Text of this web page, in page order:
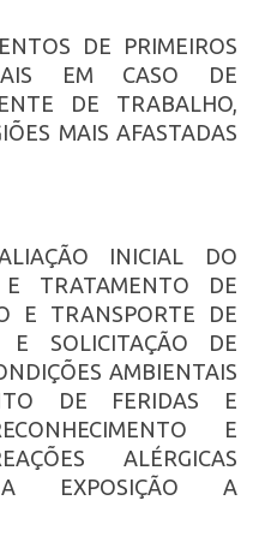
DE PRIMEIROS
EM CASO DE
DE TRABALHO,
MAIS AFASTADAS
INICIAL DO
E TRATAMENTO DE
E TRANSPORTE DE
E SOLICITAÇÃO DE
AMBIENTAIS
DE FERIDAS E
E
ALÉRGICAS
EXPOSIÇÃO A